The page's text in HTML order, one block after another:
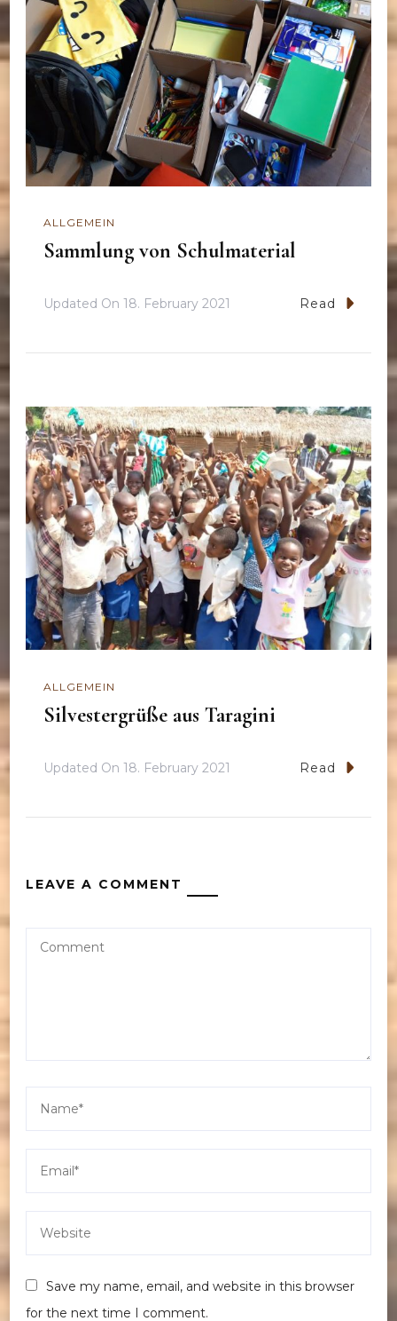
ALLGEMEIN
Sammlung von Schulmaterial
Updated On 18. February 2021 Read
ALLGEMEIN
Silvestergrüße aus Taragini
Updated On 18. February 2021 Read
LEAVE A COMMENT
Save my name, email, and website in this browser
for the next time I comment.